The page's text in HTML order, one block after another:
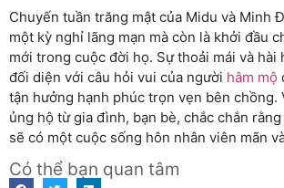
Chuyến tuần trăng mật của Midu và Minh
một kỳ nghỉ lãng mạn mà còn là khởi đầu
mới trong cuộc đời họ. Sự thoải mái và hài
đối diện với câu hỏi vui của người hâm mộ
tận hưởng hạnh phúc trọn vẹn bên chồng.
ủng hộ từ gia đình, bạn bè, chắc chắn
sẽ có một cuộc sống hôn nhân viên mãn
Có thể bạn quan tâm